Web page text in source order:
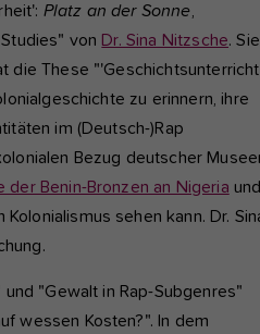
Platz an der Sonne
von Dr. Sina Nitzsche. Sie
die These
zu erinnern, ihre
im (Deutsch-)Rap
Bezug deutscher
der Benin-Bronzen an Nigeria und
sehen kann. Dr.
"Gewalt in Rap-Subgenres"
wessen Kosten?". In dem